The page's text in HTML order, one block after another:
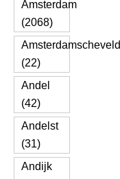
Amsterdam
(2068)
Amsterdamscheveld
(22)
Andel
(42)
Andelst
(31)
Andijk